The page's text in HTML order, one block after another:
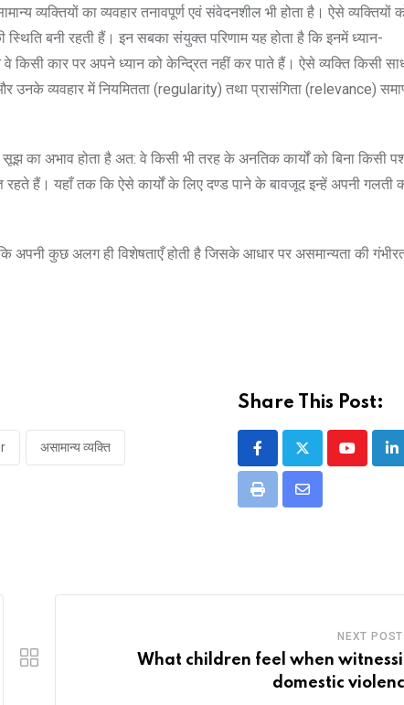
व्यक्तियों का व्यवहार तनावपूर्ण एवं संवेदनशील भी होता है। ऐसे व्यक्तियों
बनी रहती हैं। इन सबका संयुक्त परिणाम यह होता है कि इनमें ध्यान-
कार पर अपने ध्यान को केन्द्रित नहीं कर पाते हैं। ऐसे व्यक्ति किसी
व्यवहार में नियमितता (regularity) तथा प्रासंगिता (relevance)
का अभाव होता है अत: वे किसी भी तरह के अनतिक कार्यों को बिना किसी
हैं। यहाँ तक कि ऐसे कार्यों के लिए दण्ड पाने के बावजूद इन्हें अपनी गलती
कि अपनी कुछ अलग ही विशेषताएँ होती है जिसके आधार पर असमान्यता की
असामान्य व्यक्ति
Share This Post:
Youtube
Print
Share
NEXT POST
What children feel when
domestic